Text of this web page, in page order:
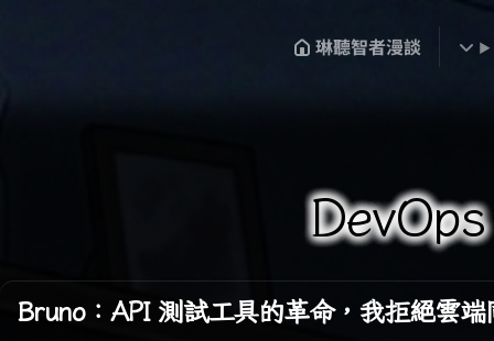
琳聽智者漫談
DevOps
Bruno：API 測試工具的革命，我拒絕雲端